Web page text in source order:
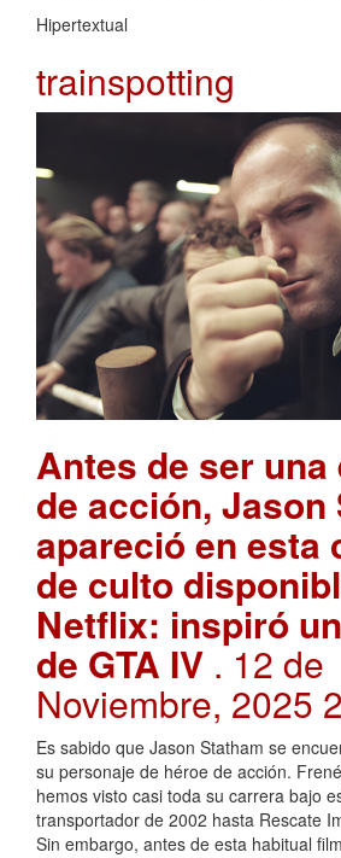
Hipertextual
trainspotting
Antes de ser
de acción, Jason
apareció en esta
de culto
Netflix: inspiró
de GTA IV . 12 de
Noviembre, 2025
Es sabido que Jason Statham se
su personaje de héroe de acción.
hemos visto casi toda su carrera bajo
transportador de 2002 hasta Rescate
Sin embargo, antes de esta habitual